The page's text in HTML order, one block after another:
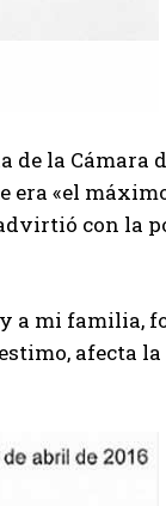
de la Cámara
era «el
con la
a mi familia,
afecta